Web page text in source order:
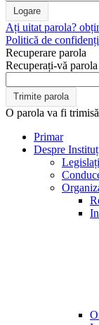
Ați uitat parola?
Politică de
Recuperare parola
Recuperați-vă parola
O parola va fi
Primar
Despre